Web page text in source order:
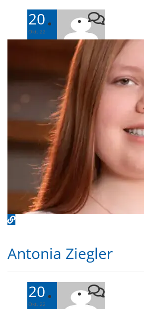
20
Okt. 22 -
Antonia Ziegler
20
Okt. 22 -